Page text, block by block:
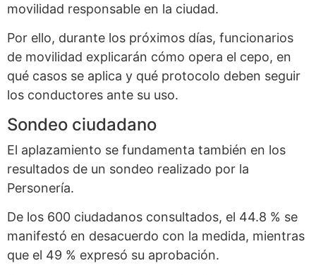
movilidad responsable en la ciudad.
Por ello, durante los próximos días, funcionarios
de movilidad explicarán cómo opera el cepo, en
qué casos se aplica y qué protocolo deben seguir
los conductores ante su uso.
Sondeo ciudadano
El aplazamiento se fundamenta también en los
resultados de un sondeo realizado por la
Personería.
De los 600 ciudadanos consultados, el 44.8 % se
manifestó en desacuerdo con la medida, mientras
que el 49 % expresó su aprobación.